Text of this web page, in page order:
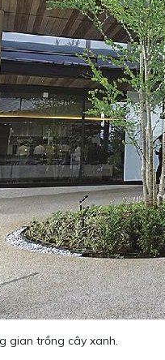
gian trồng cây xanh.